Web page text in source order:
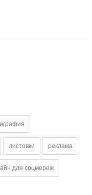
листовки реклама
для соцмереж